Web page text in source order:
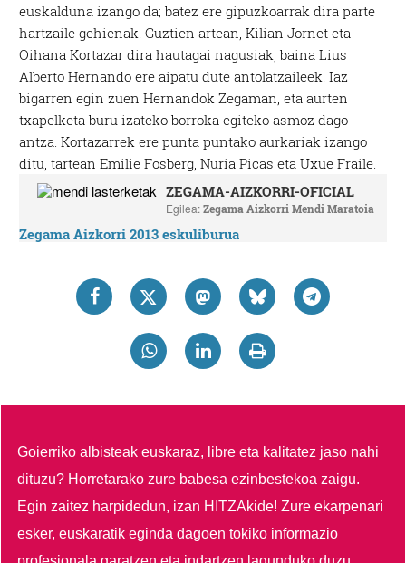
euskalduna izango da; batez ere gipuzkoarrak dira parte
hartzaile gehienak. Guztien artean, Kilian Jornet eta
Oihana Kortazar dira hautagai nagusiak, baina Lius
Alberto Hernando ere aipatu dute antolatzaileek. Iaz
bigarren egin zuen Hernandok Zegaman, eta aurten
txapelketa buru izateko borroka egiteko asmoz dago
antza. Kortazarrek ere punta puntako aurkariak izango
ditu, tartean Emilie Fosberg, Nuria Picas eta Uxue Fraile.
ZEGAMA-AIZKORRI-OFICIAL
Egilea:Zegama Aizkorri Mendi Maratoia
Zegama Aizkorri 2013 eskuliburua
Goierriko albisteak euskaraz, libre eta kalitatez jaso nahi
dituzu? Horretarako zure babesa ezinbestekoa zaigu.
Egin zaitez harpidedun, izan HITZAkide!Zure ekarpenari
esker, euskaratik eginda dagoen tokiko informazio